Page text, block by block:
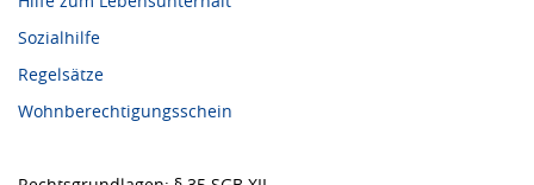
Sozialhilfe
Regelsätze
Wohnberechtigungsschein